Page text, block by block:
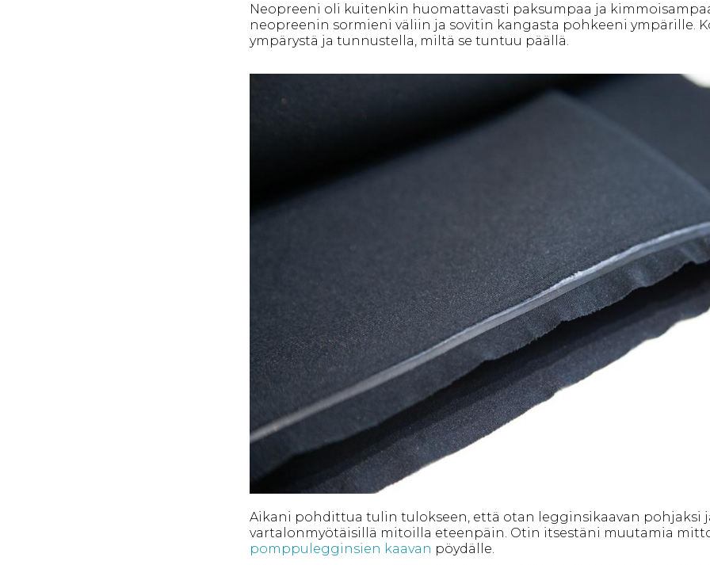
Neopreeni oli kuitenkin huomattavasti paksumpaa ja
neopreenin sormieni väliin ja sovitin kangasta pohkeeni ympärille.
ympärystä ja tunnustella, miltä se tuntuu päällä.
Aikani pohdittua tulin tulokseen, että otan legginsikaavan pohjaksi
vartalonmyötäisillä mitoilla eteenpäin. Otin itsestäni muutamia
pomppulegginsien kaavan pöydälle.